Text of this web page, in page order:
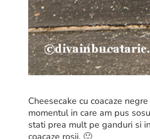
Cheesecake cu coacaze
momentul in care am pus
stati prea mult pe ganduri si
coacaze rosii. 🙂